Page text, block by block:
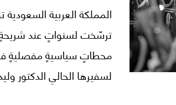
المملكة العربية
ترسّخت لسنواتٍ عند شريحةٍ
محطاتٍ سياسيةٍ مفصليةٍ في